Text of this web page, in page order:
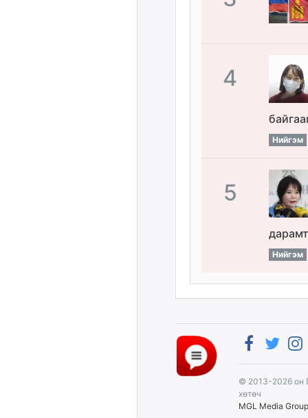
4
Нийгэм
5
Нийгэм
© 2013-2026 он
хөтөч
MGL Media Group